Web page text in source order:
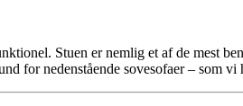
Stuen er nemlig et af de mest
for nedenstående sovesofaer – som vi